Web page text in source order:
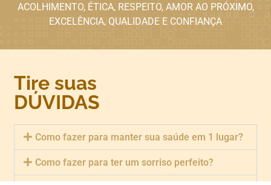
ACOLHIMENTO, ÉTICA, RESPEITO, AMOR AO PRÓXIMO,
EXCELÊNCIA, QUALIDADE E CONFIANÇA
Tire suas
DÚVIDAS
Como fazer para manter sua saúde em 1 lugar?
Como fazer para ter um sorriso perfeito?